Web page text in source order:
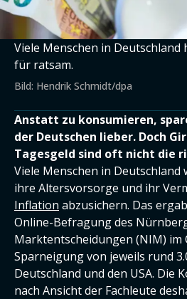
Viele Menschen in
für ratsam.
Bild: Hendrik Schmidt/dpa
Anstatt zu konsumieren,
der Deutschen lieber. Doch
Tagesgeld sind oft nicht die
Viele Menschen in Deutschland
ihre Altersvorsorge und ihr
Inflation abzusichern. Das
Online-Befragung des
Marktentscheidungen (NIM) im
Sparneigung von jeweils rund
Deutschland und den USA. Die
nach Ansicht der Fachleute